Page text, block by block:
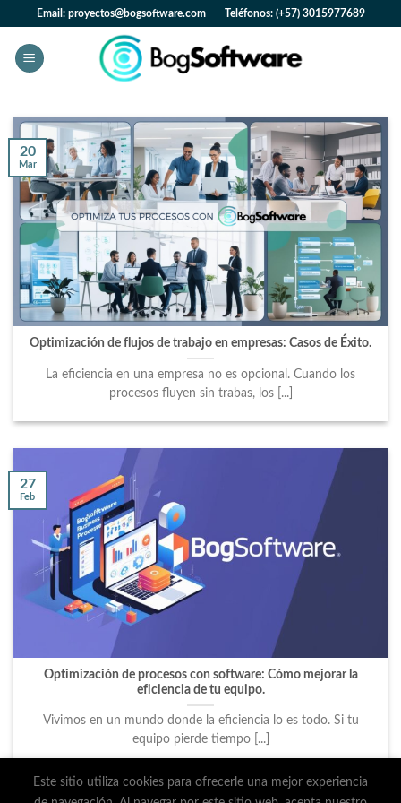
content
Email: proyectos@bogsoftware.com Teléfonos: (+57) 3015977689
Optimización de flujos de trabajo en empresas: Casos de Éxito.
La eficiencia en una empresa no es opcional. Cuando los
procesos fluyen sin trabas, los [...]
20
Mar
Optimización de procesos con software: Cómo mejorar la
eficiencia de tu equipo.
Vivimos en un mundo donde la eficiencia lo es todo. Si tu
equipo pierde tiempo [...]
27
Feb
Este sitio utiliza cookies para ofrecerle una mejor experiencia